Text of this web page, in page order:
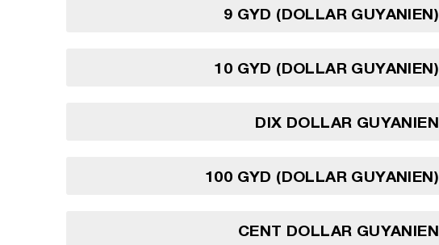
9 GYD (DOLLAR GUYANIEN)
10 GYD (DOLLAR GUYANIEN)
DIX DOLLAR GUYANIEN
100 GYD (DOLLAR GUYANIEN)
CENT DOLLAR GUYANIEN